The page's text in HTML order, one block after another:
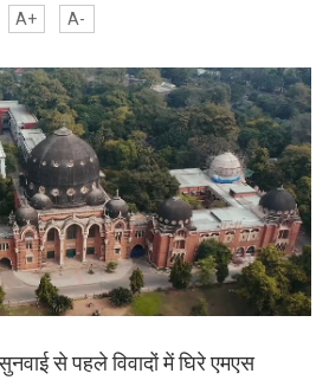
A+ A-
से पहले विवादों में घिरे एमएस